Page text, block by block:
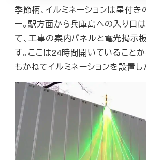
季節柄、イルミネーションは星付き
ー。駅方面から兵庫島への入り口
て、工事の案内パネルと電光掲示
す。ここは24時間開いていること
もかねてイルミネーションを設置し